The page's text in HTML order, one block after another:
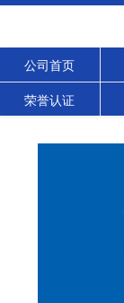
公司首页
荣誉认证